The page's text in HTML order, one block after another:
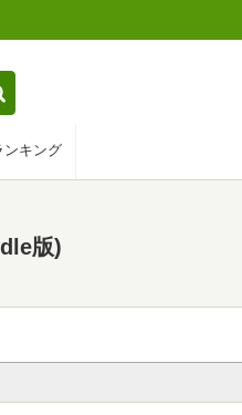
ンキング
版)